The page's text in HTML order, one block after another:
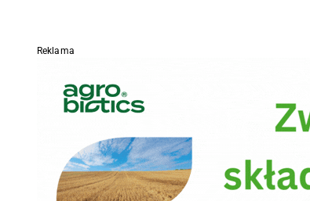
Reklama